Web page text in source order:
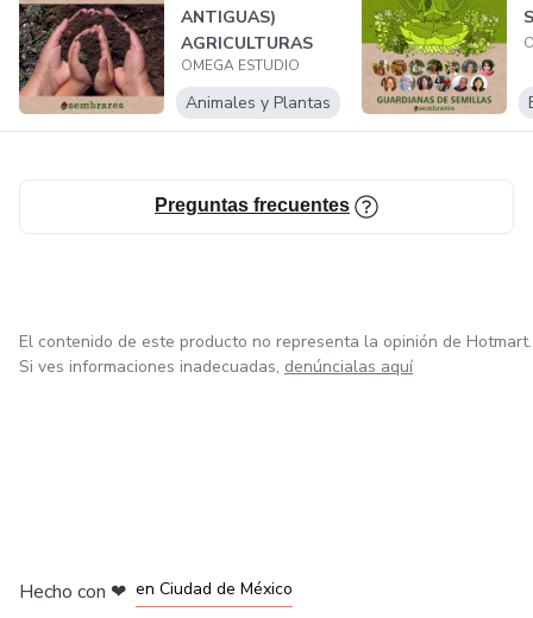
Además ofrecemos bonos extras por participar en nuestra
comunidad y nuestros canales de difusión.
Esperamos que disfrutes de tu formación online de calidad.
🙏
ANTIGUAS)
AGRICULTURAS
ANTE LA
EMERGENCIA
CLIMÁTIC...
OMEGA ESTUDIO
Animales y Plantas
Preguntas frecuentes
El contenido de este producto no representa la opinión de Hotmart.
Si ves informaciones inadecuadas, denúncialas aquí
Hecho con ❤ en Ciudad de México